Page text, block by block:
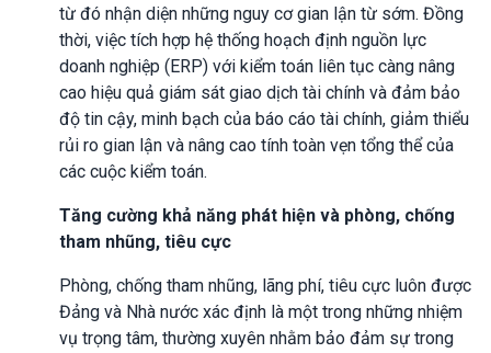
từ đó nhận diện những nguy cơ gian lận từ sớm. Đồng
thời, việc tích hợp hệ thống hoạch định nguồn lực
doanh nghiệp (ERP) với kiểm toán liên tục càng nâng
cao hiệu quả giám sát giao dịch tài chính và đảm bảo
độ tin cậy, minh bạch của báo cáo tài chính, giảm thiểu
rủi ro gian lận và nâng cao tính toàn vẹn tổng thể của
các cuộc kiểm toán.
Tăng cường khả năng phát hiện và phòng, chống
tham nhũng, tiêu cực
Phòng, chống tham nhũng, lãng phí, tiêu cực luôn được
Đảng và Nhà nước xác định là một trong những nhiệm
vụ trọng tâm, thường xuyên nhằm bảo đảm sự trong